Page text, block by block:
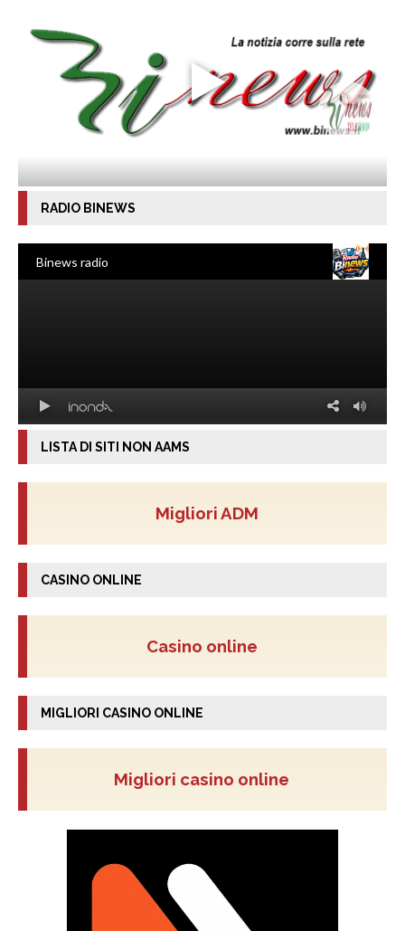
RADIO BINEWS
LISTA DI SITI NON AAMS
Migliori ADM
CASINO ONLINE
Casino online
MIGLIORI CASINO ONLINE
Migliori casino online